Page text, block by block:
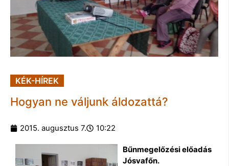
KÉK-HÍREK
Hogyan ne váljunk áldozattá?
2015. augusztus 7. 10:22
Bűnmegelőzési előadás
Jósvafőn.